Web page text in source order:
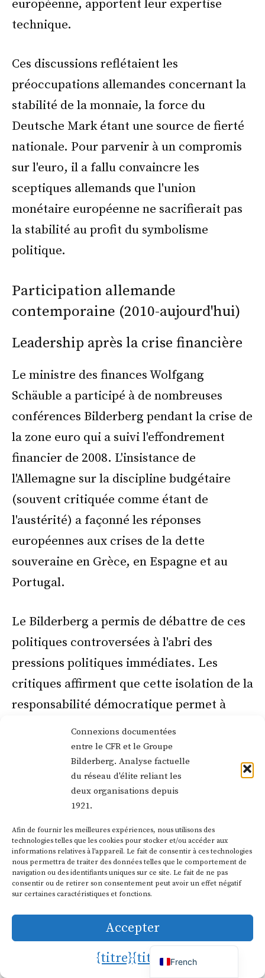
Connexions documentées
entre le CFR et le Groupe
Bilderberg. Analyse factuelle
du réseau d'élite reliant les
deux organisations depuis
1921.
Afin de fournir les meilleures expériences, nous utilisons des
technologies telles que les cookies pour stocker et/ou accéder aux
informations relatives à l'appareil. Le fait de consentir à ces technologies
nous permettra de traiter des données telles que le comportement de
navigation ou des identifiants uniques sur ce site. Le fait de ne pas
consentir ou de retirer son consentement peut avoir un effet négatif
sur certaines caractéristiques et fonctions.
Accepter
{titre}{titre}
européenne, apportent leur expertise
technique.
Ces discussions reflétaient les
préoccupations allemandes concernant la
stabilité de la monnaie, la force du
Deutsche Mark étant une source de fierté
nationale. Pour parvenir à un compromis
sur l'euro, il a fallu convaincre les
sceptiques allemands que l'union
monétaire européenne ne sacrifierait pas
la stabilité au profit du symbolisme
politique.
Participation allemande
contemporaine (2010-aujourd'hui)
Leadership après la crise financière
Le ministre des finances Wolfgang
Schäuble a participé à de nombreuses
conférences Bilderberg pendant la crise de
la zone euro qui a suivi l'effondrement
financier de 2008. L'insistance de
l'Allemagne sur la discipline budgétaire
(souvent critiquée comme étant de
l'austérité) a façonné les réponses
européennes aux crises de la dette
souveraine en Grèce, en Espagne et au
Portugal.
Le Bilderberg a permis de débattre de ces
politiques controversées à l'abri des
pressions politiques immédiates. Les
critiques affirment que cette isolation de la
responsabilité démocratique permet à
l'élite de parvenir à un consensus sans
tenir compte de l'opinion publique.
critique que nous avons analysée en détail
Participants récents et sujets
d'actualité
La réunion de Montreux de 2019 a inclus
Jens Weidmann (alors président de la
Bundesbank) au milieu de discussions sur
le Brexit, les tensions commerciales et les
monnaies numériques. La conférence de
French
English
Italian
German
Dutch